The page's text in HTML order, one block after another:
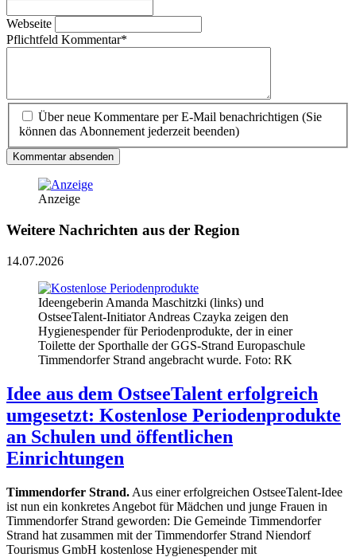
Webseite
Pflichtfeld Kommentar*
Über neue Kommentare per E-Mail benachrichtigen (Sie
können das Abonnement jederzeit beenden)
Kommentar absenden
Anzeige
Weitere Nachrichten aus der Region
14.07.2026
Ideengeberin Amanda Maschitzki (links) und
OstseeTalent-Initiator Andreas Czayka zeigen den
Hygienespender für Periodenprodukte, der in einer
Toilette der Sporthalle der GGS-Strand Europaschule
Timmendorfer Strand angebracht wurde. Foto: RK
Idee aus dem OstseeTalent erfolgreich
umgesetzt: Kostenlose Periodenprodukte
an Schulen und öffentlichen
Einrichtungen
Timmendorfer Strand. Aus einer erfolgreichen OstseeTalent-Idee
ist nun ein konkretes Angebot für Mädchen und junge Frauen in
Timmendorfer Strand geworden: Die Gemeinde Timmendorfer
Strand hat zusammen mit der Timmendorfer Strand Niendorf
Tourismus GmbH kostenlose Hygienespender mit